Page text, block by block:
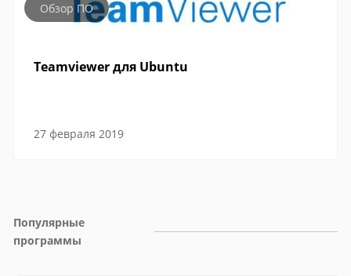
Обзор ПО
Teamviewer для Ubuntu
27 февраля 2019
Популярные
программы